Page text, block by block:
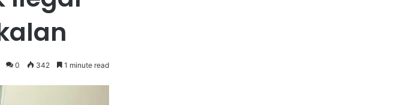
0 342 1 minute read